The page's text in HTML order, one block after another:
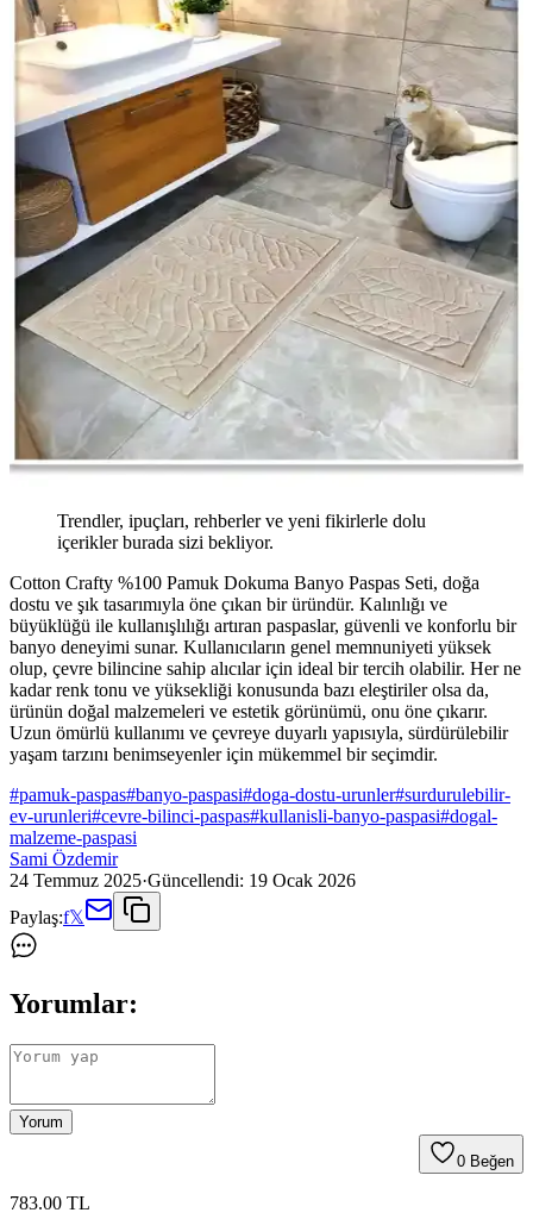
Trendler, ipuçları, rehberler ve yeni fikirlerle dolu
içerikler burada sizi bekliyor.
Cotton Crafty %100 Pamuk Dokuma Banyo Paspas Seti, doğa
dostu ve şık tasarımıyla öne çıkan bir üründür. Kalınlığı ve
büyüklüğü ile kullanışlılığı artıran paspaslar, güvenli ve konforlu bir
banyo deneyimi sunar. Kullanıcıların genel memnuniyeti yüksek
olup, çevre bilincine sahip alıcılar için ideal bir tercih olabilir. Her ne
kadar renk tonu ve yüksekliği konusunda bazı eleştiriler olsa da,
ürünün doğal malzemeleri ve estetik görünümü, onu öne çıkarır.
Uzun ömürlü kullanımı ve çevreye duyarlı yapısıyla, sürdürülebilir
yaşam tarzını benimseyenler için mükemmel bir seçimdir.
#pamuk-paspas#banyo-paspasi#doga-dostu-urunler#surdurulebilir-
ev-urunleri#cevre-bilinci-paspas#kullanisli-banyo-paspasi#dogal-
malzeme-paspasi
Sami Özdemir
24 Temmuz 2025·Güncellendi: 19 Ocak 2026
Paylaş:f𝕏
Yorumlar:
Yorum
0 Beğen
783.00 TL